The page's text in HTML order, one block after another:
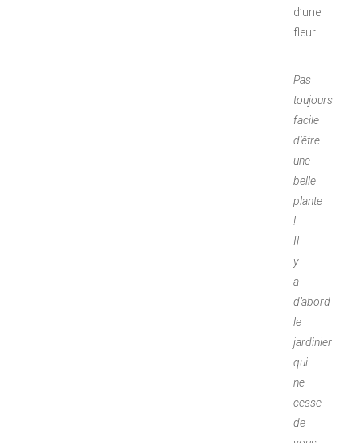
d’une
fleur!
Pas
toujours
facile
d’être
une
belle
plante
!
Il
y
a
d’abord
le
jardinier
qui
ne
cesse
de